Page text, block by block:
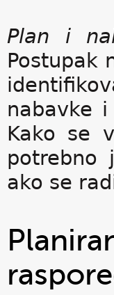
Plan i
Postupak
nabavke
Kako se
potrebno
ako se